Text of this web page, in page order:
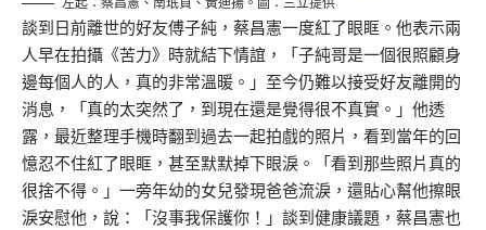
談到日前離世的好友傅子純，蔡昌憲一度紅了眼眶。他表示兩
人早在拍攝《苦力》時就結下情誼，「子純哥是一個很照顧身
邊每個人的人，真的非常溫暖。」至今仍難以接受好友離開的
消息，「真的太突然了，到現在還是覺得很不真實。」他透
露，最近整理手機時翻到過去一起拍戲的照片，看到當年的回
憶忍不住紅了眼眶，甚至默默掉下眼淚。「看到那些照片真的
很捨不得。」一旁年幼的女兒發現爸爸流淚，還貼心幫他擦眼
淚安慰他，說：「沒事我保護你！」談到健康議題，蔡昌憲也